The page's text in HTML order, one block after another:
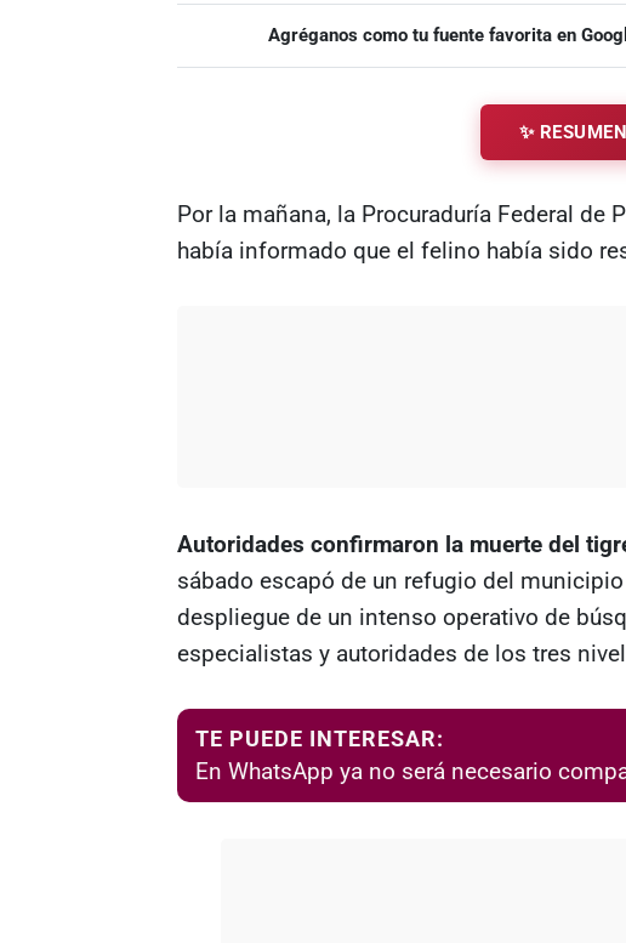
Agréganos como tu fuente favorita en
✨
Por la mañana, la Procuraduría Federal de
había informado que el felino había sido
Autoridades confirmaron la muerte del
sábado escapó de un refugio del
despliegue de un intenso operativo de
especialistas y autoridades de los tres
TE PUEDE INTERESAR:
En WhatsApp ya no será necesario